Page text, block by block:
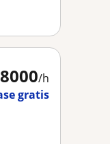
8000/h
gratis